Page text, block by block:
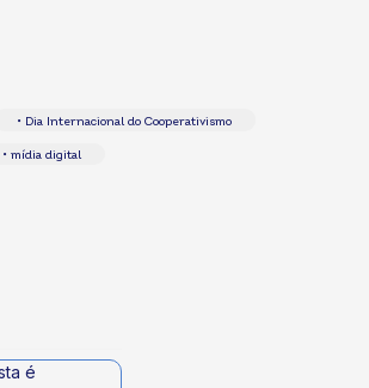
• Dia Internacional do Cooperativismo
• mídia digital